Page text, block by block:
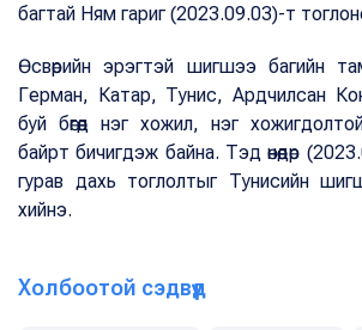
багтай Ням гариг (2023.09.03)-т
Өсвөрийн эрэгтэй шигшээ багийн
Герман, Катар, Тунис, Ардчилсан
буй бөгөөд нэг хожил, нэг
байрт бичигдэж байна. Тэд өнөөдөр
гурав дахь тоглолтыг Тунисийн
хийнэ.
Холбоотой сэдвүүд